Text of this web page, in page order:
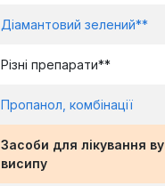
Діамантовий зелений**
Різні препарати**
Пропанол, комбінації
Засоби для лікування
висипу